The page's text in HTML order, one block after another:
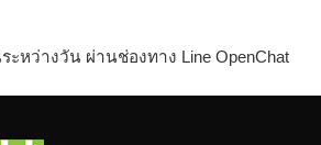
หว่างวัน ผ่านช่องทาง Line OpenChat